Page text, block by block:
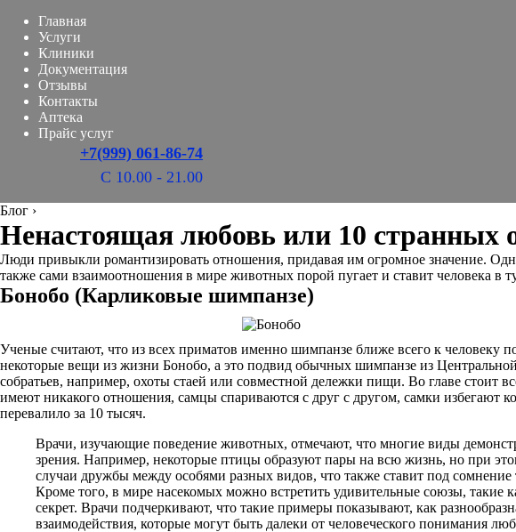
Главная
Услуги
Клиники
Документация
Отзывы
Контакты
Аптека
Прайс услуг
+7(999) 061-86-74
С 10.00 - 21.00
Блог ›
Ненастоящая любовь или 10
Люди привыкли романтизировать отношения, придавая им огромное значение.
также сами взаимоотношения в мире животных порой пугает и ставит человека в
Бонобо (Карликовые шимпанзе)
Ученые считают, что из всех приматов именно шимпанзе ближе всего к
некоторые вещи из жизни Бонобо, а это подвид обычных шимпанзе из
собратьев, например, охоты стаей или совместной дележки пищи. Во главе стоит
имеют никакого отношения, самцы спариваются с друг с другом, самки избегают
перевалило за 10 тысяч.
Врачи, изучающие поведение животных, отмечают, что многие виды
зрения. Например, некоторые птицы образуют пары на всю жизнь, но при
случаи дружбы между особями разных видов, что также ставит под
Кроме того, в мире насекомых можно встретить удивительные союзы,
секрет. Врачи подчеркивают, что такие примеры показывают, как
взаимодействия, которые могут быть далеки от человеческого понимания